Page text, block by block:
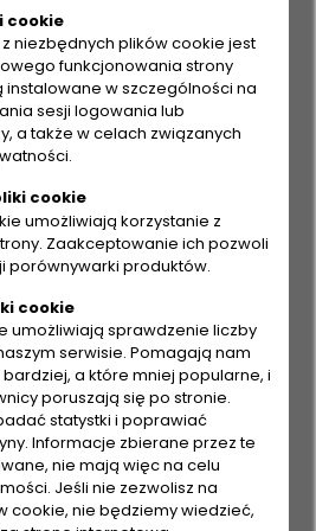
wyposażony
filtrówpozostawia wybór
cookie
niezbędnych plików cookie jest
funkcjonowania strony
instalowane w szczególności na
sesji logowania lub
a także w celach związanych
cookie
umożliwiają korzystanie z
Zaakceptowanie ich pozwoli
porównywarki produktów.
cookie
umożliwiają sprawdzenie liczby
serwisie. Pomagają nam
a które mniej popularne, i
poruszają się po stronie.
statystki i poprawiać
Informacje zbierane przez te
nie mają więc na celu
Jeśli nie zezwolisz na
cookie, nie będziemy wiedzieć,